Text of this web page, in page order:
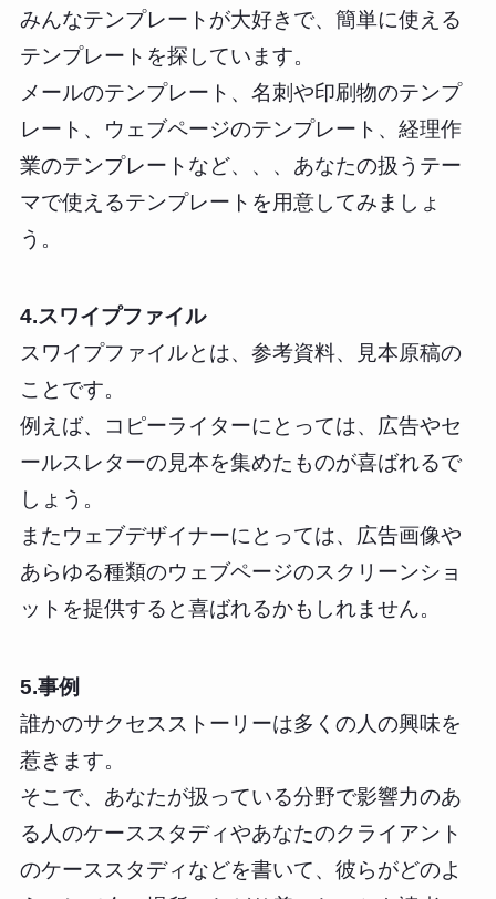
みんなテンプレートが大好きで、簡単に使える
テンプレートを探しています。
メールのテンプレート、名刺や印刷物のテンプ
レート、ウェブページのテンプレート、経理作
業のテンプレートなど、、、あなたの扱うテー
マで使えるテンプレートを用意してみましょ
う。
4.スワイプファイル
スワイプファイルとは、参考資料、見本原稿の
ことです。
例えば、コピーライターにとっては、広告やセ
ールスレターの見本を集めたものが喜ばれるで
しょう。
またウェブデザイナーにとっては、広告画像や
あらゆる種類のウェブページのスクリーンショ
ットを提供すると喜ばれるかもしれません。
5.事例
誰かのサクセスストーリーは多くの人の興味を
惹きます。
そこで、あなたが扱っている分野で影響力のあ
る人のケーススタディやあなたのクライアント
のケーススタディなどを書いて、彼らがどのよ